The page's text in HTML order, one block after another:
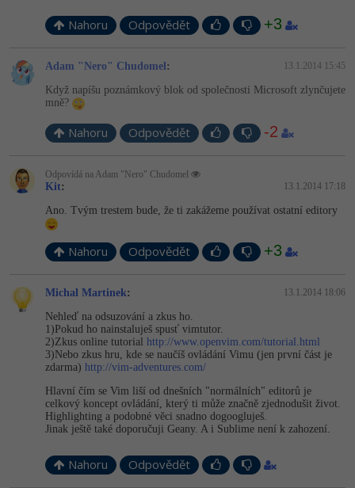
Nahoru Odpovědět +3
Adam "Nero" Chudomel : 13.1.2014 15:45
Když napíšu poznámkový blok od společnosti Microsoft zlynčujete
mně?
Nahoru Odpovědět -2
Odpovídá na Adam "Nero" Chudomel
Kit: 13.1.2014 17:18
Ano. Tvým trestem bude, že ti zakážeme používat ostatní editory
Nahoru Odpovědět +3
Michal Martinek: 13.1.2014 18:06
Nehleď na odsuzování a zkus ho.
1)Pokud ho nainstaluješ spusť vimtutor.
2)Zkus online tutorial http://www.openvim.com/tutorial.html
3)Nebo zkus hru, kde se naučíš ovládání Vimu (jen první část je
zdarma) http://vim-adventures.com/
Hlavní čím se Vim liší od dnešních "normálních" editorů je
celkový koncept ovládání, který ti může značně zjednodušit život.
Highlighting a podobné věci snadno dogoogluješ.
Jinak ještě také doporučuji Geany. A i Sublime není k zahození.
Nahoru Odpovědět